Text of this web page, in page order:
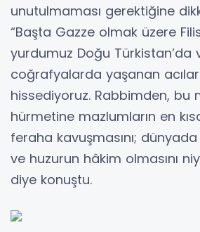
unutulmaması gerektiğine
“Başta Gazze olmak üzere
yurdumuz Doğu
coğrafyalarda yaşanan
hissediyoruz. Rabbimden, bu
hürmetine mazlumların en
feraha kavuşmasını; dünyada
ve huzurun hâkim olmasını
diye konuştu.